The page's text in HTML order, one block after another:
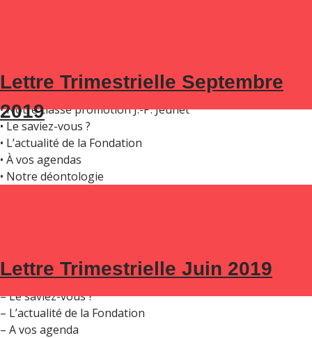
Lettre Trimestrielle Septembre
2019
Dans ce numéro :
• Édito du Président
• Notre classe promotion J.-P. Jeunet
• Le saviez-vous ?
• L’actualité de la Fondation
• À vos agendas
• Notre déontologie
Lettre Trimestrielle Juin 2019
Dans ce numéro:
– Edito par Salim Naroun
– Le saviez-vous ?
– L’actualité de la Fondation
– A vos agenda